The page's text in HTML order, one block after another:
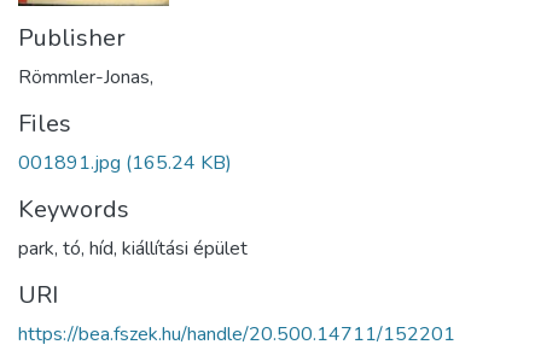
Publisher
Römmler-Jonas,
Files
001891.jpg (165.24 KB)
Keywords
park, tó, híd, kiállítási épület
URI
https://bea.fszek.hu/handle/20.500.14711/152201